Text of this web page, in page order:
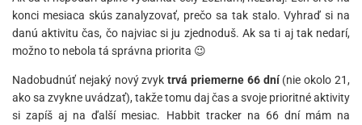
konci mesiaca skús zanalyzovať, prečo sa tak stalo. Vyhraď si na
danú aktivitu čas, čo najviac si ju zjednoduš. Ak sa ti aj tak nedarí,
možno to nebola tá správna priorita 😉
Nadobudnúť nejaký nový zvyktrvá priemerne 66 dní(nie okolo 21,
ako sa zvykne uvádzať), takže tomu daj čas a svoje prioritné aktivity
si zapíš aj na ďalší mesiac. Habbit tracker na 66 dní mám na